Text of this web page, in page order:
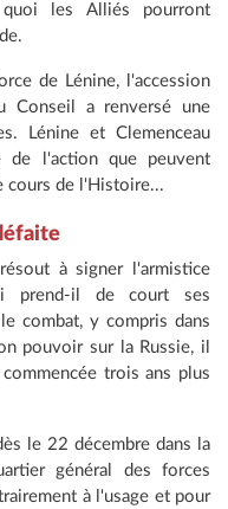
quoi les Alliés pourront
de Lénine, l'accession
Conseil a renversé une
Lénine et Clemenceau
de l'action que peuvent
cours de l'Histoire...
à signer l'armistice
prend-il de court ses
combat, y compris dans
pouvoir sur la Russie, il
trois ans plus
le 22 décembre dans la
général des forces
à l'usage et pour